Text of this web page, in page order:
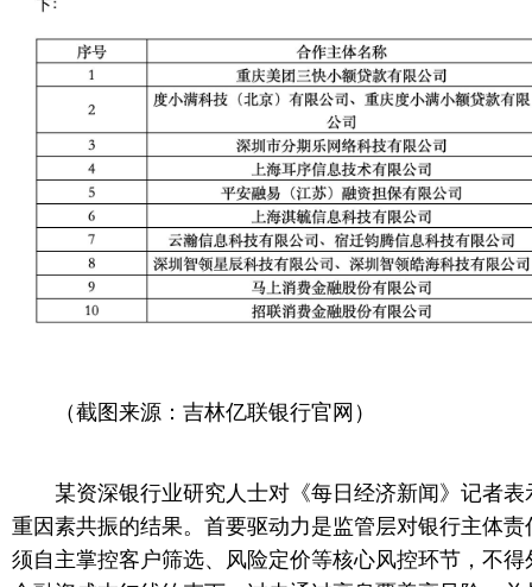
（截图来源：吉林亿联银行官网）
某资深银行业研究人士对《每日经济新闻》记者
重因素共振的结果。首要驱动力是监管层对银行主体
须自主掌控客户筛选、风险定价等核心风控环节，不得